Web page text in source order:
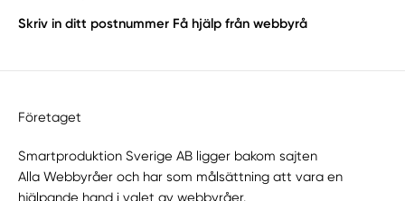
Skriv in ditt postnummer Få hjälp från webbyrå
Företaget
Smartproduktion Sverige AB ligger bakom sajten
Alla Webbyråer och har som målsättning att vara en
hjälpande hand i valet av webbyråer.